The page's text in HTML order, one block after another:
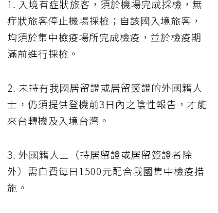
1. 入境有症狀旅客，須於機場完成採檢，無
症狀旅客停止機場採檢；自該國入境旅客，
均須於集中檢疫場所完成檢疫，並於檢疫期
滿前進行採檢。
2. 未持有我國居留證或居留簽證的外國籍人
士，仍須提供登機前3日內之陰性報告，才能
來台轉機及入境台灣。
3. 外國籍人士（持居留證或居留簽證者除
外）需自費每日1500元配合我國集中檢疫措
施。